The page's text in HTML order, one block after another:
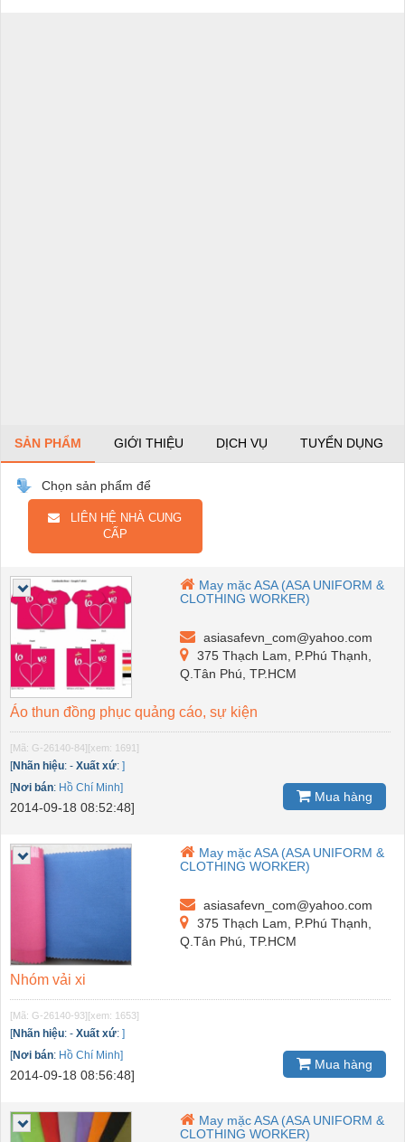
SẢN PHẨM GIỚI THIỆU DỊCH VỤ TUYỂN DỤNG
Chọn sản phẩm để
LIÊN HỆ NHÀ CUNG
CẤP
May mặc ASA (ASA UNIFORM &
CLOTHING WORKER)
asiasafevn_com@yahoo.com
375 Thạch Lam, P.Phú Thạnh,
Q.Tân Phú, TP.HCM
Áo thun đồng phục quảng cáo, sự kiện
[Mã: G-26140-84][xem: 1691]
[Nhãn hiệu: - Xuất xứ: ]
[Nơi bán: Hồ Chí Minh]
2014-09-18 08:52:48]
Mua hàng
May mặc ASA (ASA UNIFORM &
CLOTHING WORKER)
asiasafevn_com@yahoo.com
375 Thạch Lam, P.Phú Thạnh,
Q.Tân Phú, TP.HCM
Nhóm vải xi
[Mã: G-26140-93][xem: 1653]
[Nhãn hiệu: - Xuất xứ: ]
[Nơi bán: Hồ Chí Minh]
2014-09-18 08:56:48]
Mua hàng
May mặc ASA (ASA UNIFORM &
CLOTHING WORKER)